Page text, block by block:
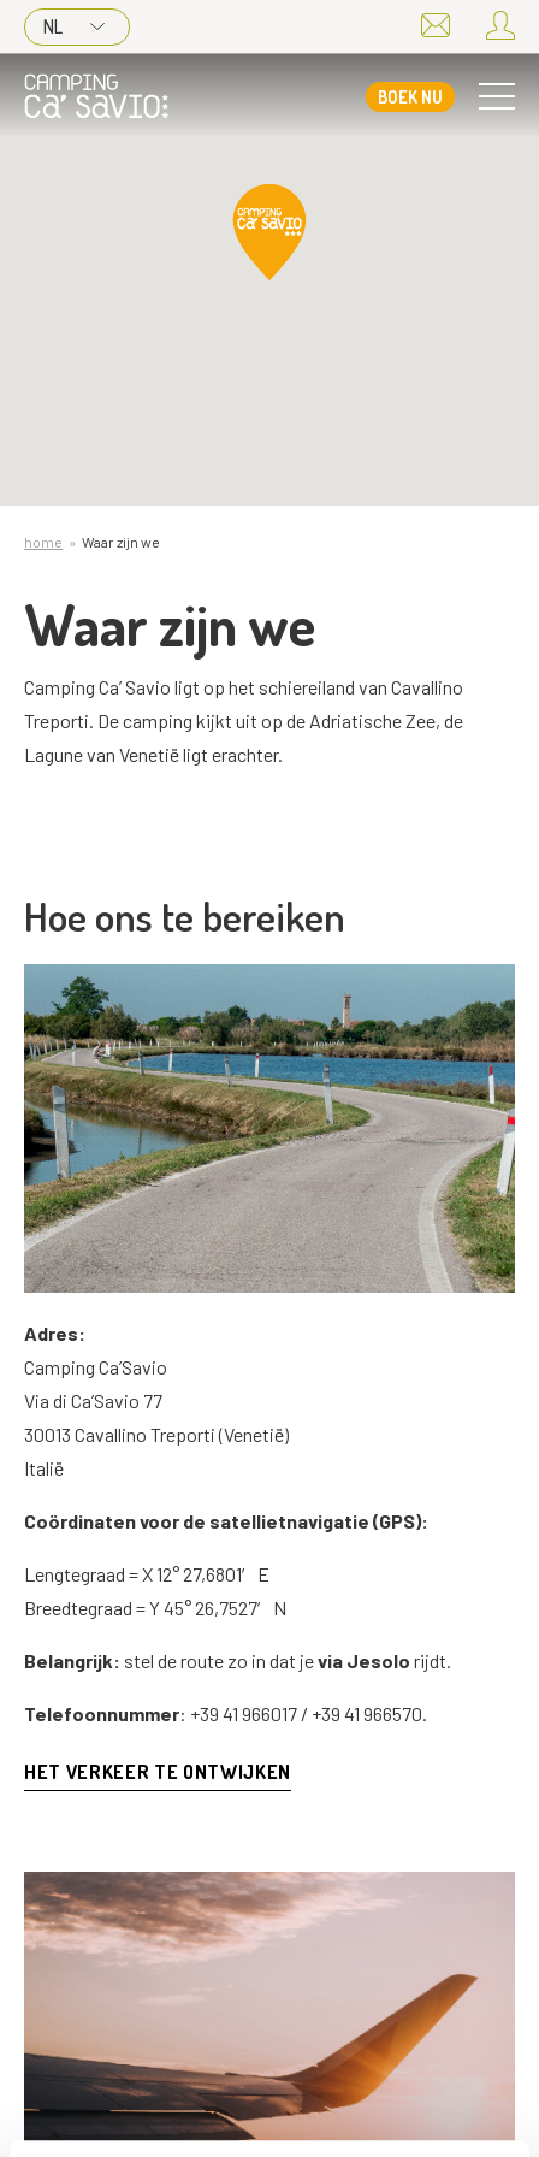
NL
BOEK NU
home Waar zijn we
Waar zijn we
Camping Ca’ Savio ligt op het schiereiland van Cavallino
Treporti. De camping kijkt uit op de Adriatische Zee, de
Lagune van Venetië ligt erachter.
Hoe ons te bereiken
Adres:
Camping Ca’Savio
Via di Ca’Savio 77
30013 Cavallino Treporti (Venetië)
Italië
Coördinatenvoor de satellietnavigatie (GPS):
Lengtegraad = X 12° 27,6801′ E
Breedtegraad = Y 45° 26,7527′ N
Belangrijk: stel de route zo in dat jevia Jesolo rijdt.
Telefoonnummer: +39 41 966017 / +39 41 966570.
HET VERKEER TE ONTWIJKEN